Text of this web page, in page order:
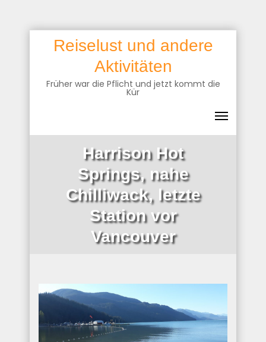
Reiselust und andere
Aktivitäten
Früher war die Pflicht und jetzt kommt die
Kür
Harrison Hot
Springs, nahe
Chilliwack, letzte
Station vor
Vancouver